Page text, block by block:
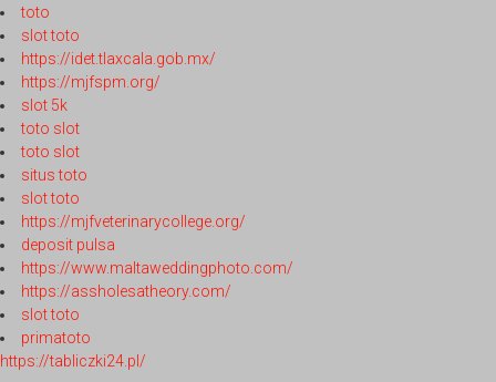
toto
slot toto
https://idet.tlaxcala.gob.mx/
https://mjfspm.org/
slot 5k
toto slot
toto slot
situs toto
slot toto
https://mjfveterinarycollege.org/
deposit pulsa
https://www.maltaweddingphoto.com/
https://assholesatheory.com/
slot toto
primatoto
https://tabliczki24.pl/